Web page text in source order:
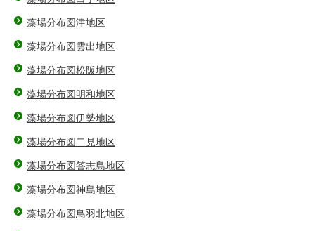
藻場分布図津地区
藻場分布図雲出地区
藻場分布図松阪地区
藻場分布図明和地区
藻場分布図伊勢地区
藻場分布図二見地区
藻場分布図答志島地区
藻場分布図神島地区
藻場分布図鳥羽北地区